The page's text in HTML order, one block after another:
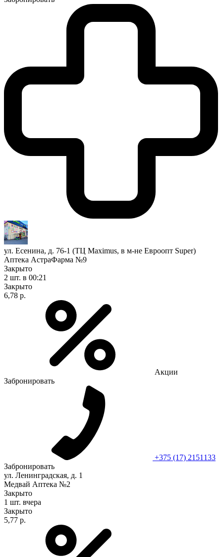
ул. Есенина, д. 76-1 (ТЦ Maximus, в м-не Евроопт Super)
Аптека АстраФарма №9
Закрыто
2 шт. в 00:21
Закрыто
6,78 р.
Акции
Забронировать
+375 (17) 2151133
Забронировать
ул. Ленинградская, д. 1
Медвай Аптека №2
Закрыто
1 шт. вчера
Закрыто
5,77 р.